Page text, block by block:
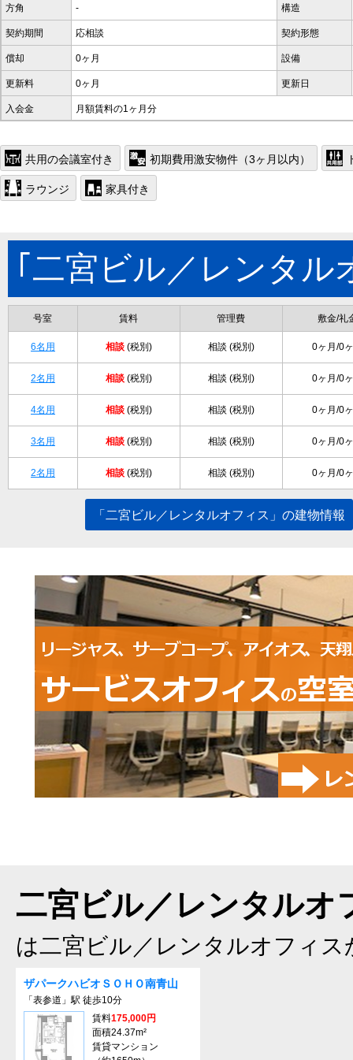
方角 - 構造
契約期間 応相談 契約形態
償却 0ヶ月 設備
更新料 0ヶ月 更新日
入会金 月額賃料の1ヶ月分
共用の会議室付き 初期費用激安物件（3ヶ月以内）
ラウンジ 家具付き
｢二宮ビル／レンタル
号室 賃料 管理費 敷金/礼
6名用 相談 (税別) 相談 (税別) 0ヶ月/0
2名用 相談 (税別) 相談 (税別) 0ヶ月/0
4名用 相談 (税別) 相談 (税別) 0ヶ月/0
3名用 相談 (税別) 相談 (税別) 0ヶ月/0
2名用 相談 (税別) 相談 (税別) 0ヶ月/0
「二宮ビル／レンタルオフィス」の建物情報
二宮ビル／レンタルオ
は二宮ビル／レンタルオフィ
ザパークハビオＳＯＨＯ南青山
「表参道」駅 徒歩10分
賃料175,000円
面積24.37m²
賃貸マンション